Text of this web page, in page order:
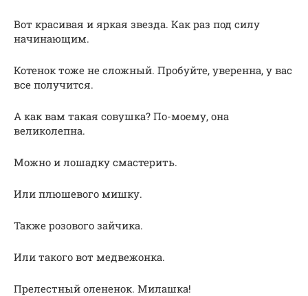
Вот красивая и яркая звезда. Как раз под силу
начинающим.
Котенок тоже не сложный. Пробуйте, уверенна, у вас
все получится.
А как вам такая совушка? По-моему, она
великолепна.
Можно и лошадку смастерить.
Или плюшевого мишку.
Также розового зайчика.
Или такого вот медвежонка.
Прелестный олененок. Милашка!